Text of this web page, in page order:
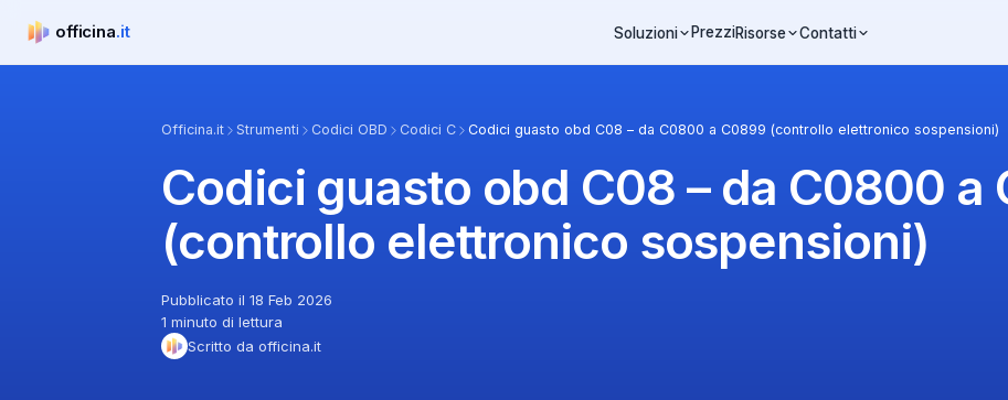
officina.it
officina.it Soluzioni PrezziRisorse Contatti
Officina.it Strumenti Codici OBD Codici C Codici guasto obd C08 – da C0800 a C0899 (controllo elettronico sospensioni)
Codici guasto obd C08 – da C0800 a
(controllo elettronico sospensioni)
Pubblicato il 18 Feb 2026
1 minuto di lettura
Scritto da officina.it